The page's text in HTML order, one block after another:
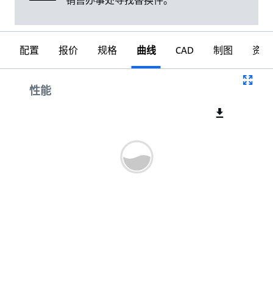
配置 报价 规格 曲线 CAD 制图 资料
性能